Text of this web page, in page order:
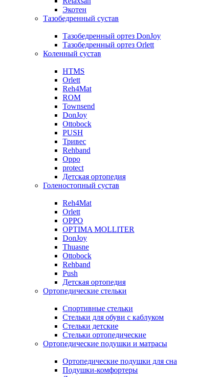
Экотен
Тазобедренный сустав
Тазобедренный ортез DonJoy
Тазобедренный ортез Orlett
Коленный сустав
HTMS
Orlett
Reh4Mat
ROM
Townsend
DonJoy
Ottobock
PUSH
Тривес
Rehband
Oppo
protect
Детская ортопедия
Голеностопный сустав
Reh4Mat
Orlett
OPPO
OPTIMA MOLLITER
DonJoy
Thuasne
Ottobock
Rehband
Push
Детская ортопедия
Ортопедические стельки
Спортивные стельки
Стельки для обуви с каблуком
Стельки детские
Стельки ортопедические
Ортопедические подушки и матрасы
Ортопедические подушки для сна
Подушки-комфортеры